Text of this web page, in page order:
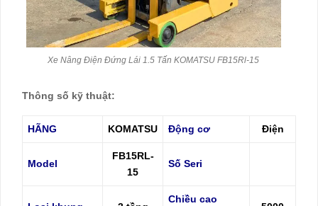
Xe Nâng Điện Đứng Lái 1.5 Tấn KOMATSU FB15Rl-15
Thông số kỹ thuật:
HÃNG KOMATSU Động cơ Điện
Model
FB15RL-
15
Số Seri
Chiều cao